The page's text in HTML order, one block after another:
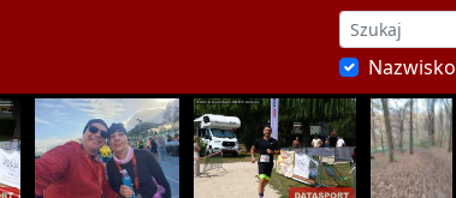
Nazwisko